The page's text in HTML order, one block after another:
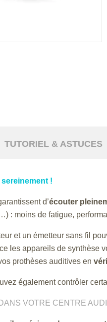
TUTORIEL & ASTUCES
!
d’écouter
: moins de fatigue,
et un émetteur sans fil
les appareils de synthèse
prothèses auditives en
également contrôler
VOTRE CENTRE